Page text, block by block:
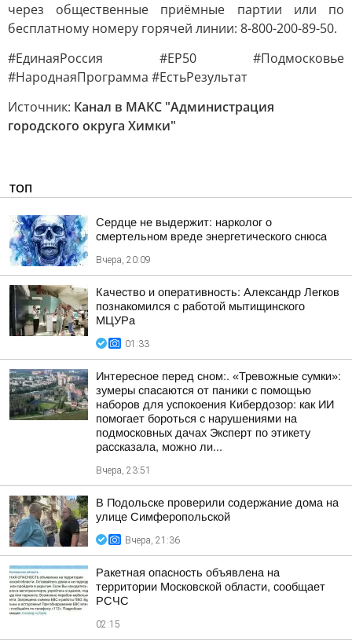
через общественные приёмные партии или по
бесплатному номеру горячей линии: 8-800-200-89-50.
#ЕдинаяРоссия #ЕР50 #Подмосковье
#НароднаяПрограмма #ЕстьРезультат
Источник: Канал в МАКС "Администрация
городского округа Химки"
ТОП
Сердце не выдержит: нарколог о
смертельном вреде энергетического снюса
Вчера, 20:09
Качество и оперативность: Александр Легков
познакомился с работой мытищинского
МЦУРа
01:33
Интересное перед сном:. «Тревожные сумки»:
зумеры спасаются от паники с помощью
наборов для успокоения Кибердозор: как ИИ
помогает бороться с нарушениями на
подмосковных дачах Эксперт по этикету
рассказала, можно ли...
Вчера, 23:51
В Подольске проверили содержание дома на
улице Симферопольской
Вчера, 21:36
Ракетная опасность объявлена на
территории Московской области, сообщает
РСЧС
02:15